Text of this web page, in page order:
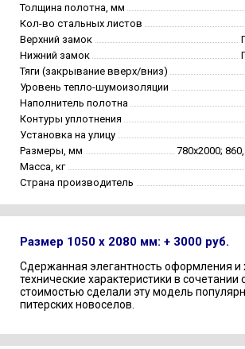
Толщина полотна, мм
Кол-во стальных листов
Верхний замок
Нижний замок
Тяги (закрывание вверх/вниз)
Уровень тепло-шумоизоляции
Наполнитель полотна
Контуры уплотнения
Установка на улицу
Размеры, мм
780х2000;
Масса, кг
Страна производитель
Размер 1050 х 2080 мм: + 3000 руб.
Сдержанная элегантность оформления и
технические характеристики в
стоимостью сделали эту модель
питерских новоселов.